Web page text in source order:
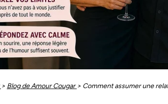
> Blog de Amour Cougar > Comment assumer une